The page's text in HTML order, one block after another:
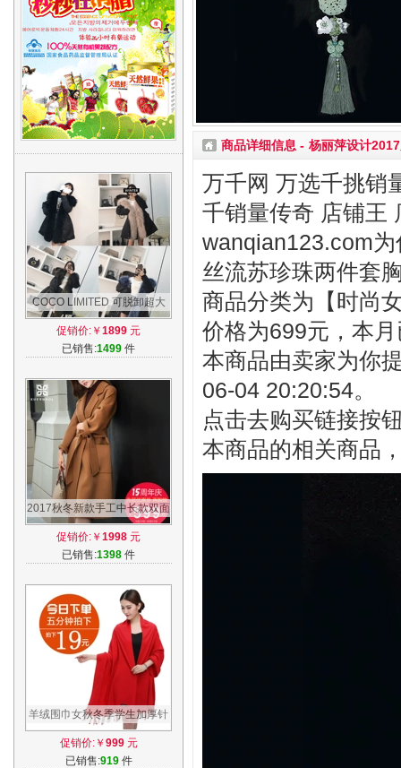
COCO LIMITED 可脱卸超大
貉子毛领内胆派克服大衣皮草
外套中长款
促销价:￥ 1899 元
已销售:1499 件
2017秋冬新款手工中长款双面
呢大衣女过膝韩版双面绒羊毛
呢子外套
促销价:￥ 1998 元
已销售:1398 件
羊绒围巾女秋冬季学生加厚针
织韩版长款披肩保暖羊毛刺绣
定制logo
促销价:￥ 999元
已销售:919件
商品详细信息 - 杨丽萍设计
万千网 万选千挑销
千销量传奇 店铺王
wanqian123.com
丝流苏珍珠两件套
商品分类为【时尚
价格为699元，本
本商品由卖家为你
06-04 20:20:54。
点击去购买链接按
本商品的相关商品